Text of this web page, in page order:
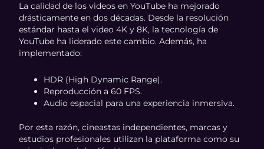
La calidad de los videos en YouTube ha mejorado
drásticamente en dos décadas. Desde la resolución
estándar hasta el video 4K y 8K, la tecnología de
YouTube ha liderado este cambio. Además, ha
implementado:
HDR (High Dynamic Range).
Reproducción a 60 FPS.
Audio espacial para una experiencia inmersiva.
Por esta razón, cineastas independientes, marcas y
estudios profesionales utilizan la plataforma como su